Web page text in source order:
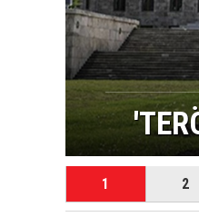
1 2